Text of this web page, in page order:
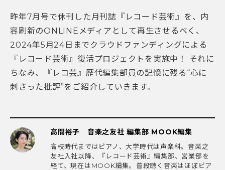
昨年7月号で休刊した月刊誌『レコード芸術』を、内
容刷新のONLINEメディアとして再生させるべく、
2024年5月24日までクラウドファンディングによる
『レコード芸術』復活プロジェクトを実施中！ それに
ちなみ、『レコ芸』歴代編集部員の記憶に残る“心に
刺さった批評”をご紹介していきます。
高間裕子 音楽之友社 編集部 MOOK編集
高校時代まではピアノ、大学時代は声楽科。音楽之
友社入社以降、『レコード芸術』編集部、営業部を
経て、現在はMOOK編集。普段聴く音楽はほぼピア